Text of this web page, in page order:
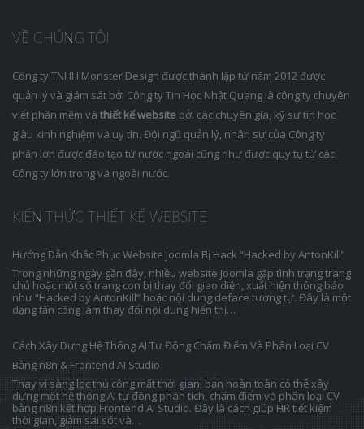
VỀ CHÚNG TÔI
Công ty TNHH Monster Design được thành lập từ năm 2012 được
quản lý và giám sát bởi Công ty Tin Học Nhật Quang là công ty chuyên
viết phần mềm và thiết kế website bởi các chuyên gia, kỹ sư tin học
giàu kinh nghiệm và uy tín. Đội ngũ quản lý, nhân sự của Công ty
phần lớn được đào tạo từ nước ngoài cũng như được quy tụ từ các
Công ty lớn trong và ngoài nước.
KIẾN THỨC THIẾT KẾ WEBSITE
Hướng Dẫn Khắc Phục Website Joomla Bị Hack “Hacked by AntonKill”
Trong những ngày gần đây, nhiều website Joomla gặp tình trạng trang
chủ hoặc một số trang con bị thay đổi giao diện, xuất hiện thông báo
như “Hacked by AntonKill” hoặc nội dung deface tương tự. Đây là một
dạng tấn công làm thay đổi nội dung hiển thị…
Cách Xây Dựng Hệ Thống AI Tự Động Chấm Điểm Và Phân Loại CV
Bằng n8n & Frontend AI Studio
Thay vì sàng lọc thủ công mất thời gian, bạn hoàn toàn có thể xây
dựng một hệ thống AI tự động phân tích, chấm điểm và phân loại CV
bằng n8n kết hợp Frontend AI Studio. Đây là cách giúp HR tiết kiệm
thời gian, giảm sai sót và…